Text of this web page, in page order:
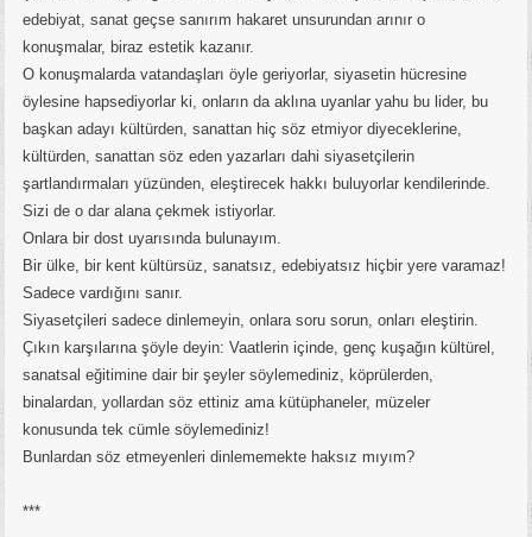
edebiyat, sanat geçse sanırım hakaret unsurundan arınır o
konuşmalar, biraz estetik kazanır.
O konuşmalarda vatandaşları öyle geriyorlar, siyasetin hücresine
öylesine hapsediyorlar ki, onların da aklına uyanlar yahu bu lider, bu
başkan adayı kültürden, sanattan hiç söz etmiyor diyeceklerine,
kültürden, sanattan söz eden yazarları dahi siyasetçilerin
şartlandırmaları yüzünden, eleştirecek hakkı buluyorlar kendilerinde.
Sizi de o dar alana çekmek istiyorlar.
Onlara bir dost uyarısında bulunayım.
Bir ülke, bir kent kültürsüz, sanatsız, edebiyatsız hiçbir yere varamaz!
Sadece vardığını sanır.
Siyasetçileri sadece dinlemeyin, onlara soru sorun, onları eleştirin.
Çıkın karşılarına şöyle deyin: Vaatlerin içinde, genç kuşağın kültürel,
sanatsal eğitimine dair bir şeyler söylemediniz, köprülerden,
binalardan, yollardan söz ettiniz ama kütüphaneler, müzeler
konusunda tek cümle söylemediniz!
Bunlardan söz etmeyenleri dinlememekte haksız mıyım?
***